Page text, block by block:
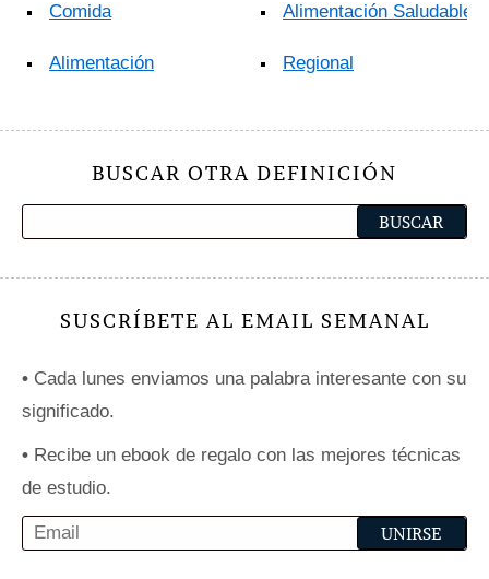
Comida
Alimentación
Alimentación Saludable
Regional
BUSCAR OTRA DEFINICIÓN
SUSCRÍBETE AL EMAIL SEMANAL
• Cada lunes enviamos una palabra interesante con su
significado.
• Recibe un ebook de regalo con las mejores técnicas
de estudio.